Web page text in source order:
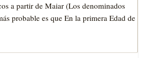
a partir de Maiar (Los denominados
probable es que En la primera Edad de